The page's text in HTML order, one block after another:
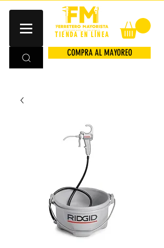
TIENDA EN LÍNEA
COMPRA AL MAYOREO